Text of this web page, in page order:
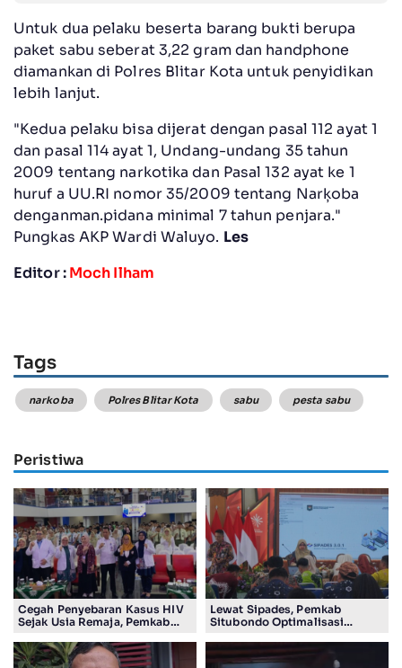
Untuk dua pelaku beserta barang bukti berupa
paket sabu seberat 3,22 gram dan handphone
diamankan di Polres Blitar Kota untuk penyidikan
lebih lanjut.
"Kedua pelaku bisa dijerat dengan pasal 112 ayat 1
dan pasal 114 ayat 1, Undang-undang 35 tahun
2009 tentang narkotika dan Pasal 132 ayat ke 1
huruf a UU.RI nomor 35/2009 tentang Narķoba
denganman.pidana minimal 7 tahun penjara."
Pungkas AKP Wardi Waluyo. Les
Editor :Moch Ilham
Tags
narkoba Polres Blitar Kota sabu pesta sabu
Peristiwa
Cegah Penyebaran Kasus HIV
Sejak Usia Remaja, Pemkab
Pelajar
Lewat Sipades, Pemkab
Situbondo Optimalisasi